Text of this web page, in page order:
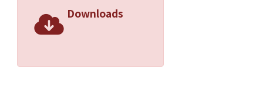
Downloads